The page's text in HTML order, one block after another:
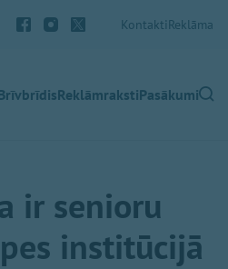
KontaktiReklāma
ReklāmrakstiPasākumi
ir senioru
institūcijā